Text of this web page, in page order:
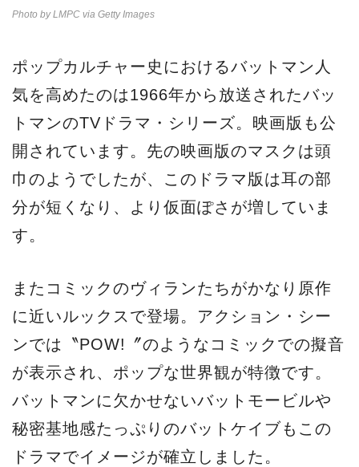
Photo by LMPC via Getty Images
ポップカルチャー史におけるバットマン人
気を高めたのは1966年から放送されたバッ
トマンのTVドラマ・シリーズ。映画版も公
開されています。先の映画版のマスクは頭
巾のようでしたが、このドラマ版は耳の部
分が短くなり、より仮面ぽさが増していま
す。
またコミックのヴィランたちがかなり原作
に近いルックスで登場。アクション・シー
ンでは〝POW!〞のようなコミックでの擬音
が表示され、ポップな世界観が特徴です。
バットマンに欠かせないバットモービルや
秘密基地感たっぷりのバットケイブもこの
ドラマでイメージが確立しました。